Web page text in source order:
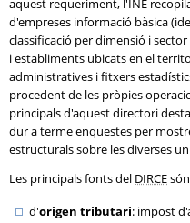
aquest requeriment, l'INE
d'empreses informació bàsica
classificació per dimensió i
i establiments ubicats en el
administratives i fitxers
procedent de les pròpies
principals d'aquest directori
dur a terme enquestes per
estructurals sobre les diverses
Les principals fonts del DIRCE
d'origen tributari: impost